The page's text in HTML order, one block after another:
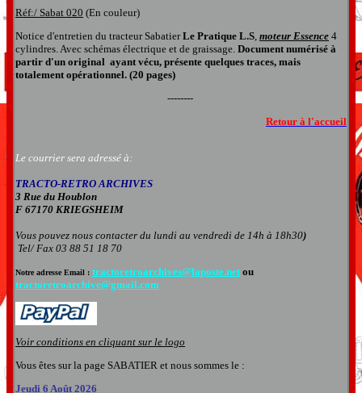
Réf:/ Sabat 020 (En couleur)
Notice d'entretien du tracteur SabatierLe Pratique L.S, moteur Essence 4
cylindres. Avec schémas électrique et de graissage. Document numérisé à
partir d'un original ayant vécu, présente quelques traces, mais
totalement opérationnel. (20 pages)
--------
Retour à l'accueil
Le courrier sera adressé à:
TRACTO-RETRO ARCHIVES
3 Rue du Houblon
F 67170 KRIEGSHEIM
Vous pouvez nous contacter du lundi au vendredi de 14h à 18h30)
Tel/ Fax 03 88 51 18 70
Notre adresse Email : tractoretroarchives@laposte.net ou
tractoretroarchive@gmail.com
Voir conditions en cliquant sur le logo
Vous êtes sur la page SABATIER et nous sommes le :
Jeudi 6 Août 2026